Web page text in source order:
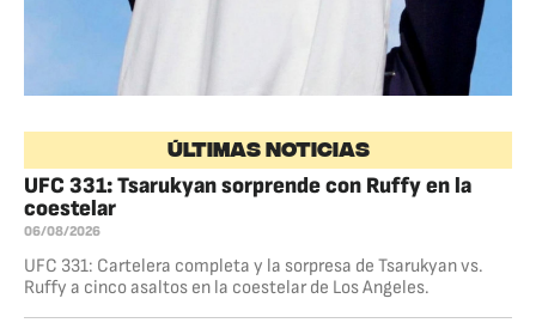
ÚLTIMAS NOTICIAS
UFC 331: Tsarukyan sorprende con Ruffy en la
coestelar
06/08/2026
UFC 331: Cartelera completa y la sorpresa de Tsarukyan vs.
Ruffy a cinco asaltos en la coestelar de Los Angeles.